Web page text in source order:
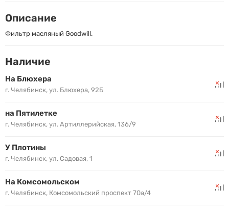
Описание
Фильтр масляный Goodwill.
Наличие
На Блюхера
г. Челябинск, ул. Блюхера, 92Б
на Пятилетке
г. Челябинск, ул. Артиллерийская, 136/9
У Плотины
г. Челябинск, ул. Садовая, 1
На Комсомольском
г. Челябинск, Комсомольский проспект 70а/4